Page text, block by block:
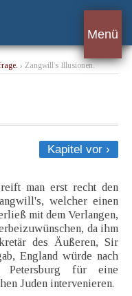
Menü
› Zangwill’s Illusionen.
Kapitel vor ›
man erst recht den
welcher einen
mit dem Verlangen,
da ihm
des Äußeren, Sir
England würde nach
Petersburg für eine
Juden intervenieren.